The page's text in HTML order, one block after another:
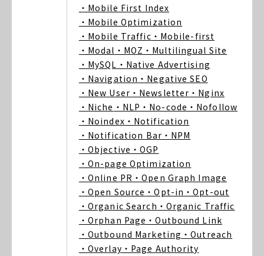
・Mobile First Index
・Mobile Optimization
・Mobile Traffic ・Mobile-first
・Modal ・MOZ ・Multilingual Site
・MySQL ・Native Advertising
・Navigation ・Negative SEO
・New User ・Newsletter ・Nginx
・Niche ・NLP ・No-code ・Nofollow
・Noindex ・Notification
・Notification Bar ・NPM
・Objective ・OGP
・On-page Optimization
・Online PR ・Open Graph Image
・Open Source ・Opt-in ・Opt-out
・Organic Search ・Organic Traffic
・Orphan Page ・Outbound Link
・Outbound Marketing ・Outreach
・Overlay ・Page Authority